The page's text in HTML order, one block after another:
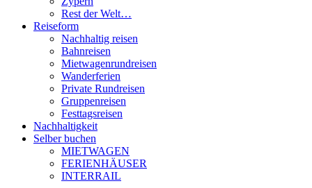
Rest der Welt…
Reiseform
Nachhaltig reisen
Bahnreisen
Mietwagenrundreisen
Wanderferien
Private Rundreisen
Gruppenreisen
Festtagsreisen
Nachhaltigkeit
Selber buchen
MIETWAGEN
FERIENHÄUSER
INTERRAIL